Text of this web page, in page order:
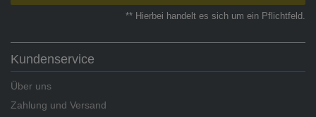
** Hierbei handelt es sich um ein Pflichtfeld.
Kundenservice
Über uns
Zahlung und Versand